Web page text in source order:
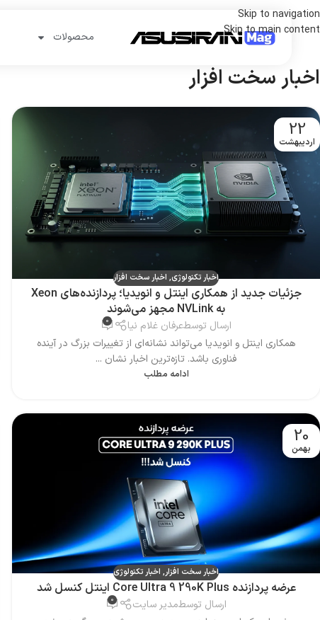
Skip to navigation
Skip to main content
محصولات
اخبار سخت افزار
22
اردیبهشت
اخبار تکنولوژی, اخبار سخت افزار
جزئیات جدید از همکاری اینتل و انویدیا؛ پردازنده‌های Xeon
به NVLink مجهز می‌شوند
ارسال توسطعرفان غلام نیا 0
همکاری اینتل و انویدیا می‌تواند نشانه‌ای از تغییرات بزرگ در آینده
فناوری باشد. تازه‌ترین اخبار نشان ...
ادامه مطلب
20
بهمن
اخبار سخت افزار, اخبار تکنولوژی
عرضه پردازنده Core Ultra 9 290K Plus اینتل کنسل شد
ارسال توسطمدیر سایت 0